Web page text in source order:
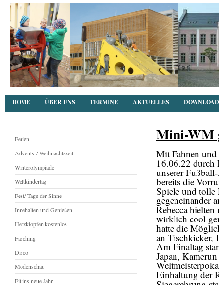
HOME ÜBER UNS TERMINE AKTUELLES
Ferien
Advents-/ Weihnachtszeit
Winterolympiade
Weltkindertag
Fest/ Tage der Sinne
Innehalten und Genießen
Herzklopfen kostenlos
Fasching
Disco
Modenschau
Fit ins neue Jahr
Mini-WM
Mit Fahnen
16.06.22 durch
unserer
bereits die
Spiele und tolle
gegeneinander
Rebecca
wirklich cool
hatte die
an Tischkicker,
Am Finaltag
Japan,
Einhaltung der